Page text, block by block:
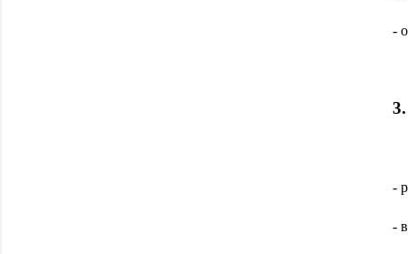
-
-
-